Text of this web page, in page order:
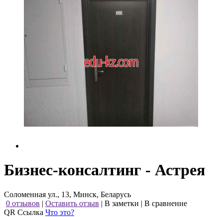
Бизнес-консалтинг - Астрея
Соломенная ул., 13, Минск, Беларусь
0 отзывов | Оставить отзыв | В заметки | В сравнение
QR Ссылка Что это?